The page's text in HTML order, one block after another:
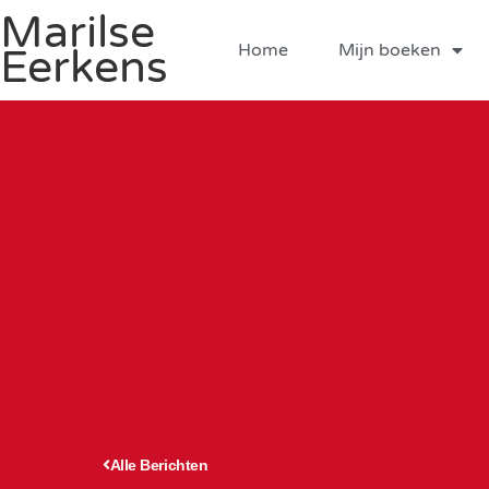
Marilse
Eerkens Home Mijn boeken
Alle Berichten